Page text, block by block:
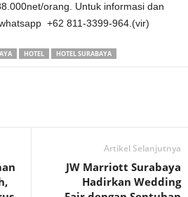
orang. Untuk informasi dan
+62 811-3399-964.(vir)
HOTEL HOTEL SURABAYA
Artikel Selanjutnya
JW Marriott Surabaya
Hadirkan Wedding